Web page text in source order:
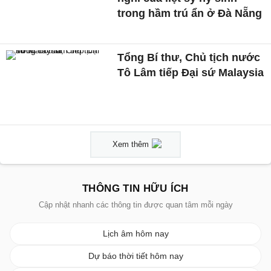
trong hầm trú ẩn ở Đà Nẵng
Tổng Bí thư, Chủ tịch nước
Tô Lâm tiếp Đại sứ Malaysia
Xem thêm
THÔNG TIN HỮU ÍCH
Cập nhật nhanh các thông tin được quan tâm mỗi ngày
Lịch âm hôm nay
Dự báo thời tiết hôm nay